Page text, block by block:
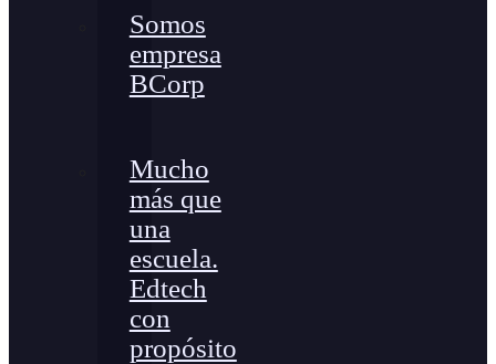
Somos
empresa
BCorp
Mucho
más que
una
escuela.
Edtech
con
propósito